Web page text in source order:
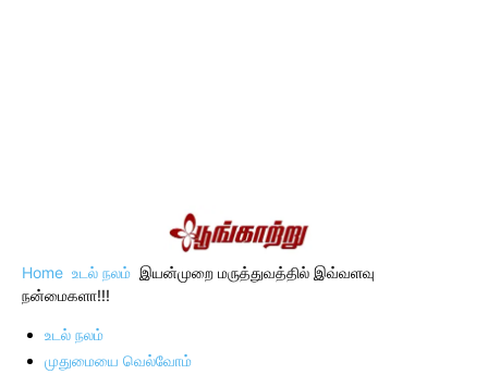
Home உடல் நலம் இயன்முறை மருத்துவத்தில் இவ்வளவு
நன்மைகளா!!!
உடல் நலம்
முதுமையை வெல்வோம்